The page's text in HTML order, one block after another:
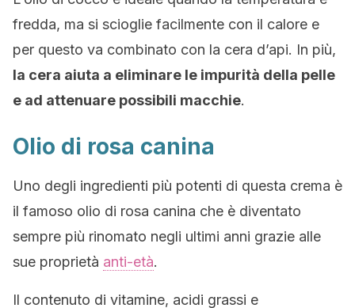
fredda, ma si scioglie facilmente con il calore e
per questo va combinato con la cera d’api. In più,
la cera aiuta a eliminare le impurità della pelle
e ad attenuare possibili macchie.
Olio di rosa canina
Uno degli ingredienti più potenti di questa crema è
il famoso olio di rosa canina che è diventato
sempre più rinomato negli ultimi anni grazie alle
sue proprietà anti-età.
Il contenuto di vitamine, acidi grassi e